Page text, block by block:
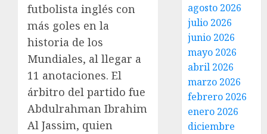
futbolista inglés con
más goles en la
historia de los
Mundiales, al llegar a
11 anotaciones. El
árbitro del partido fue
Abdulrahman Ibrahim
Al Jassim, quien
agosto 2026
julio 2026
junio 2026
mayo 2026
abril 2026
marzo 2026
febrero 2026
enero 2026
diciembre